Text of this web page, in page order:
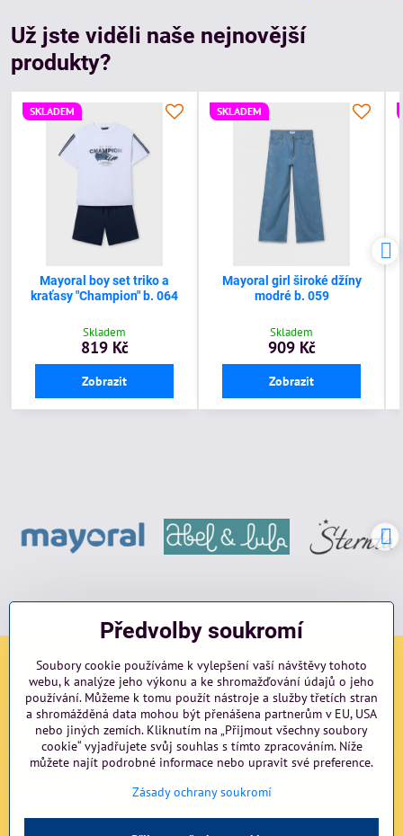
Už jste viděli naše nejnovější
produkty?
SKLADEM
Mayoral boy set triko a
kraťasy "Champion" b. 064
Skladem
819 Kč
Zobrazit
SKLADEM
Mayoral girl široké džíny
modré b. 059
Skladem
909 Kč
Zobrazit
Sociální sítě
Facebook Instagram blog
Důležité odkazy
Předvolby soukromí
Soubory cookie používáme k vylepšení vaší návštěvy tohoto
webu, k analýze jeho výkonu a ke shromažďování údajů o jeho
používání. Můžeme k tomu použít nástroje a služby třetích stran
a shromážděná data mohou být přenášena partnerům v EU, USA
nebo jiných zemích. Kliknutím na „Přijmout všechny soubory
cookie“ vyjadřujete svůj souhlas s tímto zpracováním. Níže
můžete najít podrobné informace nebo upravit své preference.
Zásady ochrany soukromí